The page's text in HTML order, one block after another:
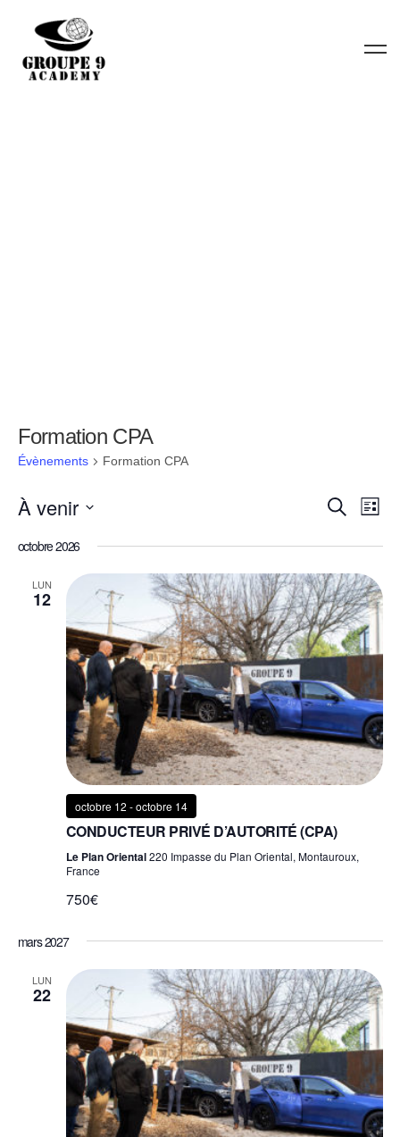
Formation CPA
Évènements Formation CPA
et
de
vues
Recherche
Liste
À venir
une
octobre 2026
LUN
12
octobre 12 -octobre 14
CONDUCTEUR PRIVÉ D’AUTORITÉ (CPA)
Le Plan Oriental220 Impasse du Plan Oriental, Montauroux,
France
750€
mars 2027
LUN
22